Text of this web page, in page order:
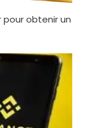
pour obtenir un